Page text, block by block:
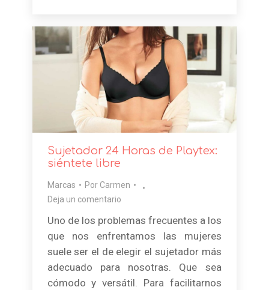
Sujetador 24 Horas de Playtex:
siéntete libre
Marcas Por Carmen
Deja un comentario
Uno de los problemas frecuentes a los
que nos enfrentamos las mujeres
suele ser el de elegir el sujetador más
adecuado para nosotras. Que sea
cómodo y versátil. Para facilitarnos